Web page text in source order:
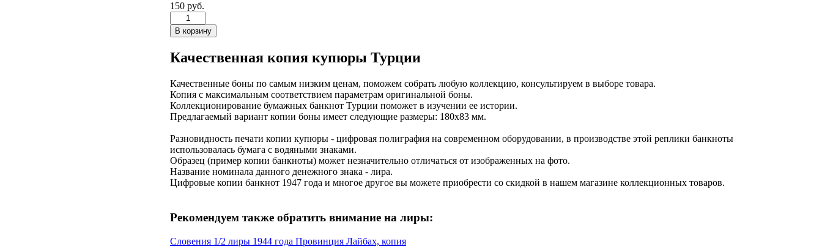
150 руб.
Качественная копия купюры Турции
Качественные боны по самым низким ценам, поможем собрать любую коллекцию, консультируем в выборе товара.
Копия с максимальным соответствием параметрам оригинальной боны.
Коллекционирование бумажных банкнот Турции поможет в изучении ее истории.
Предлагаемый вариант копии боны имеет следующие размеры: 180х83 мм.
Разновидность печати копии купюры - цифровая полиграфия на современном оборудовании, в производстве этой реплики банкноты
использовалась бумага с водяными знаками.
Образец (пример копии банкноты) может незначительно отличаться от изображенных на фото.
Название номинала данного денежного знака - лира.
Цифровые копии банкнот 1947 года и многое другое вы можете приобрести со скидкой в нашем магазине коллекционных товаров.
Рекомендуем также обратить внимание на лиры:
Словения 1/2 лиры 1944 года Провинция Лайбах, копия